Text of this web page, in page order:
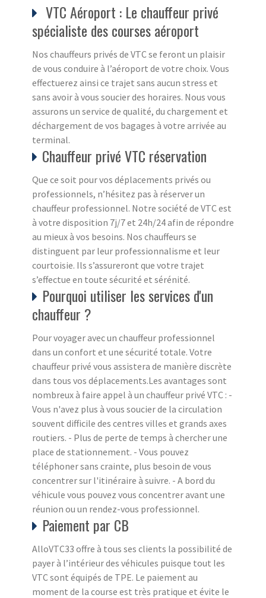
VTC Aéroport : Le chauffeur privé
spécialiste des courses aéroport
Nos chauffeurs privés de VTC se feront un plaisir
de vous conduire à l’aéroport de votre choix. Vous
effectuerez ainsi ce trajet sans aucun stress et
sans avoir à vous soucier des horaires. Nous vous
assurons un service de qualité, du chargement et
déchargement de vos bagages à votre arrivée au
terminal.
Chauffeur privé VTC réservation
Que ce soit pour vos déplacements privés ou
professionnels, n’hésitez pas à réserver un
chauffeur professionnel. Notre société de VTC est
à votre disposition 7j/7 et 24h/24 afin de répondre
au mieux à vos besoins. Nos chauffeurs se
distinguent par leur professionnalisme et leur
courtoisie. Ils s’assureront que votre trajet
s’effectue en toute sécurité et sérénité.
Pourquoi utiliser les services d'un
chauffeur ?
Pour voyager avec un chauffeur professionnel
dans un confort et une sécurité totale. Votre
chauffeur privé vous assistera de manière discrète
dans tous vos déplacements.Les avantages sont
nombreux à faire appel à un chauffeur privé VTC : -
Vous n'avez plus à vous soucier de la circulation
souvent difficile des centres villes et grands axes
routiers. - Plus de perte de temps à chercher une
place de stationnement. - Vous pouvez
téléphoner sans crainte, plus besoin de vous
concentrer sur l'itinéraire à suivre. - A bord du
véhicule vous pouvez vous concentrer avant une
réunion ou un rendez-vous professionnel.
Paiement par CB
AlloVTC33 offre à tous ses clients la possibilité de
payer à l’intérieur des véhicules puisque tout les
VTC sont équipés de TPE. Le paiement au
moment de la course est très pratique et évite le